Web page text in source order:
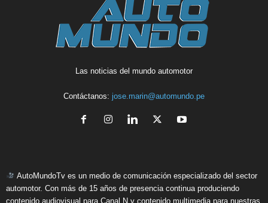
Las noticias del mundo automotor
Contáctanos: jose.marin@automundo.pe
AutoMundoTv es un medio de comunicación especializado del sector
automotor. Con más de 15 años de presencia continua produciendo
contenido audiovisual para Canal N y contenido multimedia para nuestras